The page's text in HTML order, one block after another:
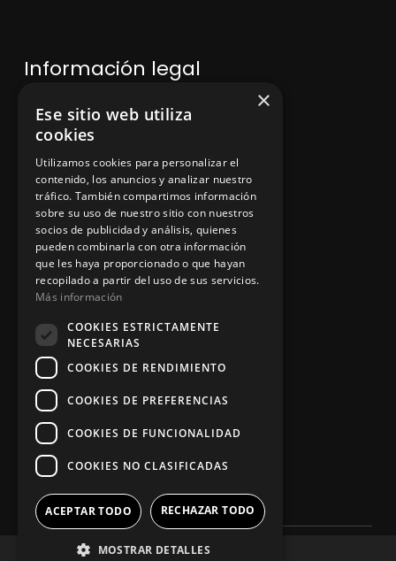
Información legal
Política de privacidad
Aviso legal
App Zine Hostelería
Síguenos
×
Ese sitio web utiliza
cookies
Utilizamos cookies para personalizar el
contenido, los anuncios y analizar nuestro
tráfico. También compartimos información
sobre su uso de nuestro sitio con nuestros
socios de publicidad y análisis, quienes
pueden combinarla con otra información
que les haya proporcionado o que hayan
recopilado a partir del uso de sus servicios.
Más información
COOKIES ESTRICTAMENTE
NECESARIAS
COOKIES DE RENDIMIENTO
COOKIES DE PREFERENCIAS
COOKIES DE FUNCIONALIDAD
COOKIES NO CLASIFICADAS
ACEPTAR TODO RECHAZAR TODO
MOSTRAR DETALLES